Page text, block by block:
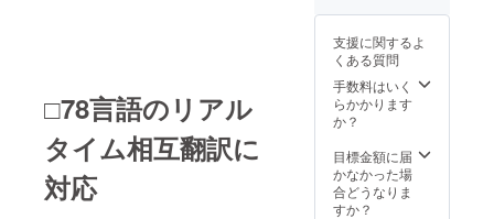
□78言語のリアル
タイム相互翻訳に
対応
上した
場合、
正規販
売価格
が販売
予定価
可能性
もござ
いま
ご注文
使用部
材の供
給状
況、製
造工程
合等に
より出
荷時期
が遅れ
支援に関するよ
くある質問
手数料はいく
らかかります
か？
目標金額に届
かなかった場
合どうなりま
すか？